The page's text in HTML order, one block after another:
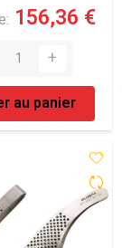
156,36 €
au panier